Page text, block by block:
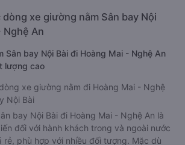
dòng xe giường nằm Sân bay Nội
Nghệ An
Sân bay Nội Bài đi Hoàng Mai - Nghệ An
lượng cao
xe giường nằm đi Hoàng Mai - Nghệ
Nội Bài
bay Nội Bài đi Hoàng Mai - Nghệ An là
đối với hành khách trong và ngoài nước
rẻ, phù hợp với nhiều đối tượng. Mặc dù